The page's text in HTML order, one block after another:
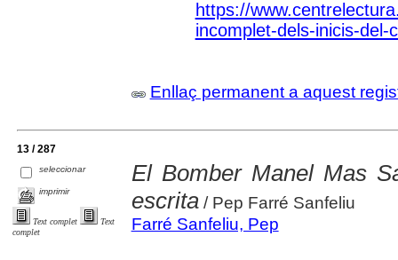
https://
incomplet-dels-inicis-del-
Enllaç permanent a aquest
13 / 287
seleccionar
imprimir
Text complet
Text
complet
El Bomber Manel Mas
escrita/ Pep Farré Sanfeliu
Farré Sanfeliu, Pep